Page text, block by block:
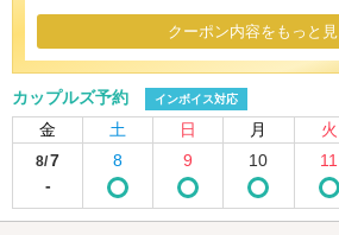
クーポン内容をもっと
カップルズ予約 インボイス対応
金 土 日 月 火
8/7
-
8 9 10 11